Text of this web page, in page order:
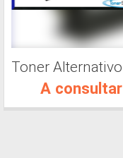
A consultar